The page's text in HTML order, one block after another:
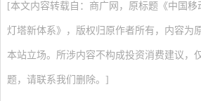
[本文内容转载自：商广网，原标题《中国
灯塔新体系》，版权归原作者所有，内容为
本站立场。所涉内容不构成投资消费建议，
题，请联系我们删除。]